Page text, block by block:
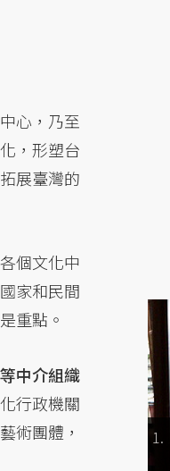
心，乃至
，形塑台
展臺灣的
個文化中
家和民間
重點。
中介組織
行政機關
術團體，